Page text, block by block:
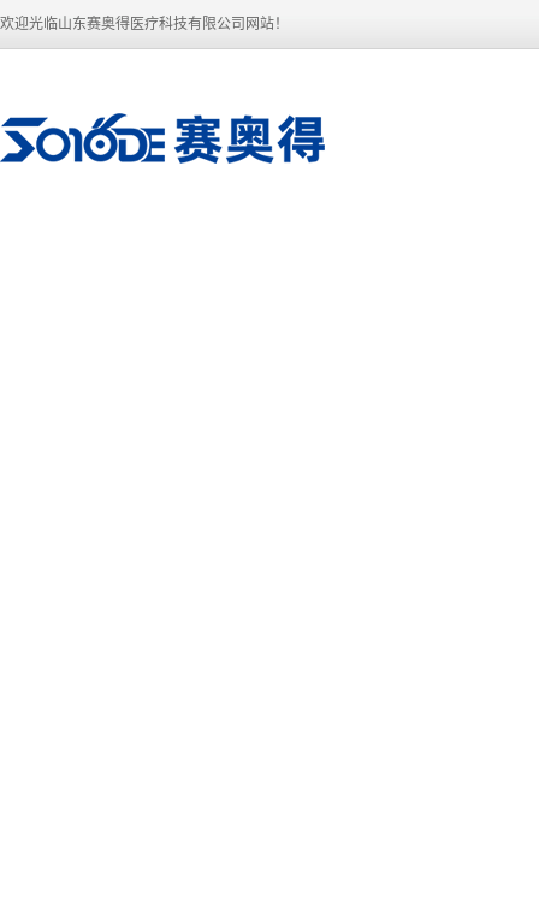
欢迎光临山东赛奥得医疗科技有限公司网站！